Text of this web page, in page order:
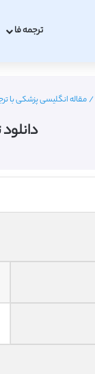
ترجمه فا
/مقاله انگلیسی پزشکی با ترجمه